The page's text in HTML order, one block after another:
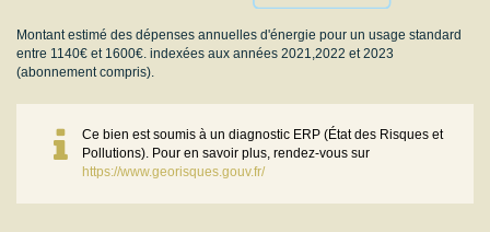
Montant estimé des dépenses annuelles d'énergie pour un usage standard
entre 1140€ et 1600€. indexées aux années 2021,2022 et 2023
(abonnement compris).
Ce bien est soumis à un diagnostic ERP (État des Risques et
Pollutions). Pour en savoir plus, rendez-vous sur
https://www.georisques.gouv.fr/